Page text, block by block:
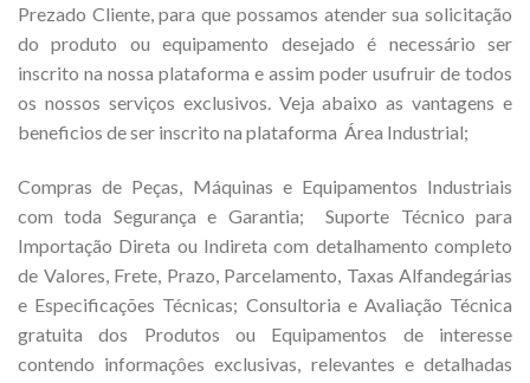
Prezado Cliente, para que possamos atender sua solicitação
do produto ou equipamento desejado é necessário ser
inscrito na nossa plataforma e assim poder usufruir de todos
os nossos serviços exclusivos. Veja abaixo as vantagens e
beneficios de ser inscrito na plataforma Área Industrial;
Compras de Peças, Máquinas e Equipamentos Industriais
com toda Segurança e Garantia; Suporte Técnico para
Importação Direta ou Indireta com detalhamento completo
de Valores, Frete, Prazo, Parcelamento, Taxas Alfandegárias
e Especificações Técnicas; Consultoria e Avaliação Técnica
gratuita dos Produtos ou Equipamentos de interesse
contendo informaçôes exclusivas, relevantes e detalhadas